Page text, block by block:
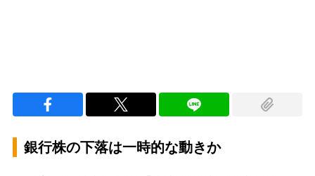
銀行株の下落は一時的な動きか